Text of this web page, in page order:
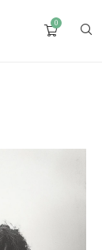
0